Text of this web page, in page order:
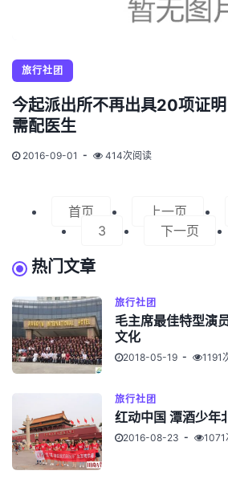
旅行社团
今起派出所不再出具20项证
需配医生
2016-09-01 414次阅读
首页 上一页
3
下一页
热门文章
旅行社团
毛主席最佳特型演
文化
2018-05-19 1191
旅行社团
红动中国 潭酒少年
2016-08-23 1071